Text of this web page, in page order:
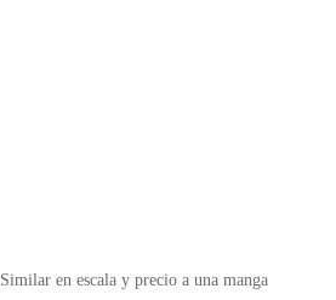
Similar en escala y precio a una manga